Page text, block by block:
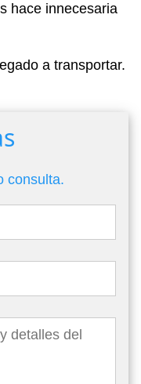
hace innecesaria
a transportar.
consulta.